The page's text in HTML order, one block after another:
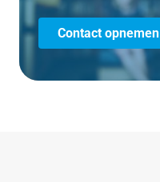
Contact opnemen